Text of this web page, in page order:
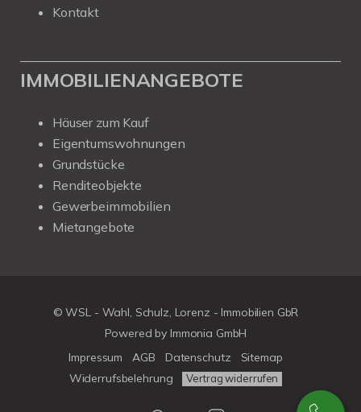
Kontakt
IMMOBILIENANGEBOTE
Häuser zum Kauf
Eigentumswohnungen
Grundstücke
Renditeobjekte
Gewerbeimmobilien
Mietangebote
© WSL - Wahl, Schulz, Lorenz - Immobilien GbR
Powered by Immonia GmbH
Impressum
AGB Datenschutz
Sitemap
Widerrufsbelehrung
Vertrag widerrufen